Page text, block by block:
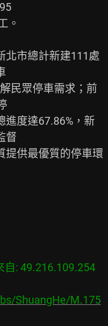
。
北市總計新建111處
民眾停車需求；前
進度達67.86%，新
督
提供最優質的停車環
自: 49.216.109.254
ShuangHe/M.175